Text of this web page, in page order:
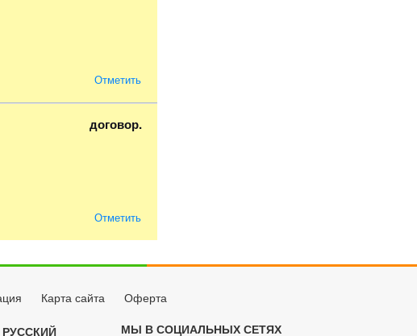
Отметить
договор.
Отметить
Карта сайта Оферта
РУССКИЙ МЫ В СОЦИАЛЬНЫХ СЕТЯХ